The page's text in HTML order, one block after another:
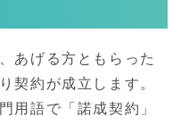
あげる方ともらった
契約が成立します。
用語で「諾成契約」